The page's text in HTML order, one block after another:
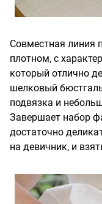
Совместная линия
плотном, с
который отлично
шелковый
подвязка и
Завершает набор
достаточно
на девичник, и